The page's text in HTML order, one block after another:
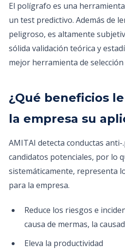
El polígrafo es una
un test predictivo. Además de
peligroso, es altamente
sólida validación teórica y
mejor herramienta de
¿Qué beneficios
la empresa su
AMITAI detecta conductas
candidatos potenciales, por lo
sistemáticamente, representa
para la empresa.
Reduce los riesgos e
causa de mermas, la
Eleva la productividad